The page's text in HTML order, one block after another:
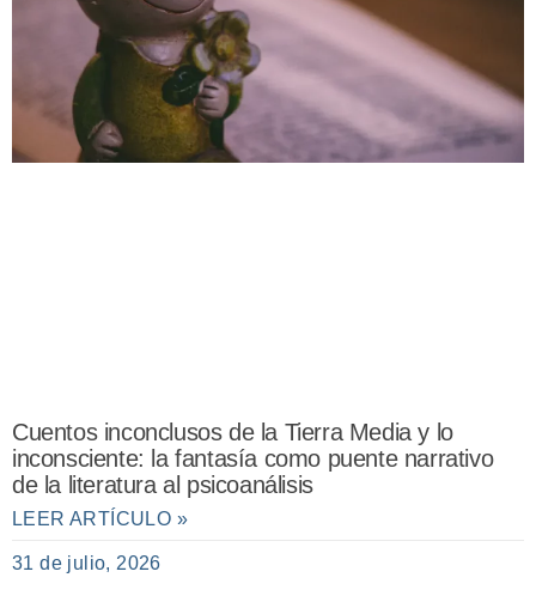
Cuentos inconclusos de la Tierra Media y lo
inconsciente: la fantasía como puente narrativo
de la literatura al psicoanálisis
LEER ARTÍCULO »
31 de julio, 2026